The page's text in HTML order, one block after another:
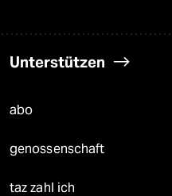
Unterstützen
abo
genossenschaft
taz zahl ich